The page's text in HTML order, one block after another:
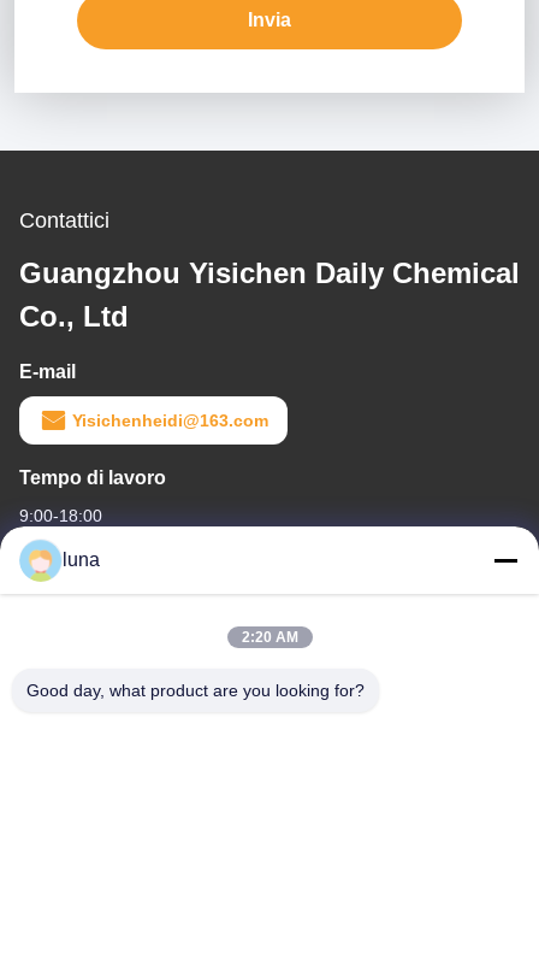
Invia
Contattici
Guangzhou Yisichen Daily Chemical
Co., Ltd
E-mail
Yisichenheidi@163.com
Tempo di lavoro
9:00-18:00
Il nostro indirizzo
N. 43.You Tang South Street, distretto Bai Yun, città di Guang
luna
2:20 AM
Good day, what product are you looking for?